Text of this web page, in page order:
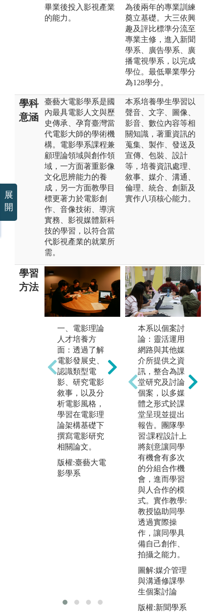
畢業後投入影視產業
的能力。
為後兩年的專業訓練
奠立基礎。大三依興
趣及評比標準分流至
專業主修，進入新聞
學系、廣告學系、廣
播電視學系，以完成
學位。最低畢業學分
為128學分。
學科
意涵
臺藝大電影學系是國
內最具電影人文與歷
史傳承、孕育臺灣當
代電影大師的學術機
構。電影學系課程兼
顧理論領域與創作領
域，一方面著重影像
文化思辨能⼒的養
成，另一方面教學目
標更著力於電影創
作、⾳像技術、導演
實務、影視媒體新科
技的學習，以符合當
代影視產業的就業所
需。
本系培養學生學習以
聲音、文字、圖像、
影音、數位內容等相
關知識，著重資訊的
蒐集、製作、發送及
宣傳、包裝、設計
等，培養資訊處理、
敘事、媒介、溝通、
倫理、統合、創新及
實作八項核心能力。
學習
方法
一、電影理論
人才培養方
面：透過了解
電影發展史、
認識類型電
影、研究電影
敘事，以及分
析電影風格，
學習在電影理
論架構基礎下
撰寫電影研究
相關論文。
版權:臺藝大電
影學系
二、電影製作
人才培養方
面：包含導
演、製片、美
術等。透過了
解劇情片的電
影敘事手法與
脈絡，學習導
演方法並從實
際的製作流程
中，熟悉各個
專業職位。另
外透過紀錄片
研究與賞析，
使同學關注社
會議題。學習
撰寫企劃書、
田野調查後，
完成紀錄片的
製作流程。
圖解:攝影棚實
際拍攝
版權:臺藝大電
影學系
本系以個案討
論：靈活運用
網路與其他媒
介所提供之資
訊，整合為課
堂研究及討論
個案，以多媒
體之形式於課
堂呈現並提出
報告。團隊學
習:課程設計上
將刻意讓同學
有機會有多次
的分組合作機
會，進而學習
與人合作的模
式。實作教學:
教授協助同學
透過實際操
作，讓同學具
備自己創作、
拍攝之能力。
圖解:媒介管理
與溝通修課學
生個案討論
版權:新聞學系
展
開